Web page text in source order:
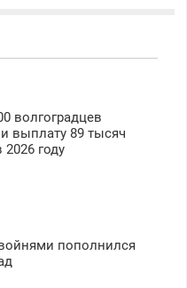
Ежемесячно
выплачивается денежная
премия. Возможно
безопасности с з/п до
125000 руб.
волгоградцев
выплату 89 тысяч
2026 году
пополнился